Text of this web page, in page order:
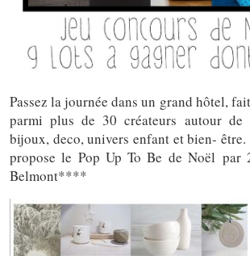
Passez la journée dans un grand hôtel,
parmi plus de 30 créateurs autour de
bijoux, deco, univers enfant et bien-
propose le Pop Up To Be de Noël par
Belmont****